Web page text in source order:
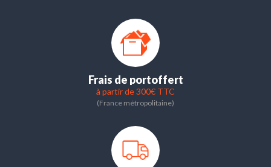
Frais de portoffert
à partir de 300€ TTC
(France métropolitaine)